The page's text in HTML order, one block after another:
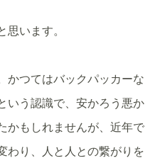
思います。
かつてはバックパッカーな
いう認識で、安かろう悪か
かもしれませんが、近年で
わり、人と人との繋がりを